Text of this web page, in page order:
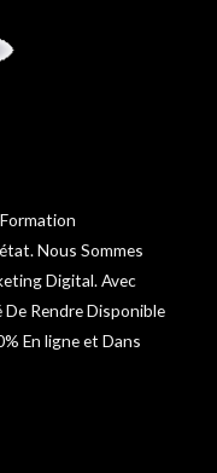
Nous Sommes
Digital. Avec
Rendre Disponible
En ligne et Dans